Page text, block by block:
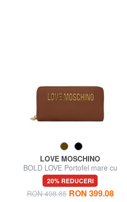
LOVE MOSCHINO
BOLD LOVE Portofel mare cu
fermoar
20% REDUCERI
RON 498.85 RON 399.08